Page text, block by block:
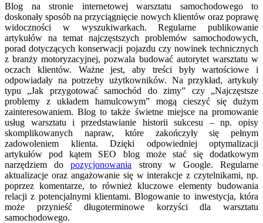
Blog na stronie internetowej warsztatu samochodowego to
doskonały sposób na przyciągnięcie nowych klientów oraz poprawę
widoczności w wyszukiwarkach. Regularne publikowanie
artykułów na temat najczęstszych problemów samochodowych,
porad dotyczących konserwacji pojazdu czy nowinek technicznych
z branży motoryzacyjnej, pozwala budować autorytet warsztatu w
oczach klientów. Ważne jest, aby treści były wartościowe i
odpowiadały na potrzeby użytkowników. Na przykład, artykuły
typu „Jak przygotować samochód do zimy” czy „Najczęstsze
problemy z układem hamulcowym” mogą cieszyć się dużym
zainteresowaniem. Blog to także świetne miejsce na promowanie
usług warsztatu i przedstawianie historii sukcesu – np. opisy
skomplikowanych napraw, które zakończyły się pełnym
zadowoleniem klienta. Dzięki odpowiedniej optymalizacji
artykułów pod kątem SEO blog może stać się dodatkowym
narzędziem dopozycjonowania strony w Google. Regularne
aktualizacje oraz angażowanie się w interakcje z czytelnikami, np.
poprzez komentarze, to również kluczowe elementy budowania
relacji z potencjalnymi klientami. Blogowanie to inwestycja, która
może przynieść długoterminowe korzyści dla warsztatu
samochodowego.